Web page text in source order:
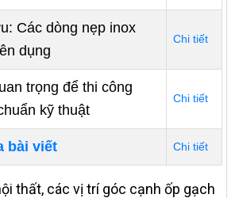
Các dòng nẹp inox
dụng
Chi tiết
trọng để thi công
kỹ thuật
Chi tiết
bài viết Chi tiết
thất, các vị trí góc cạnh ốp gạch